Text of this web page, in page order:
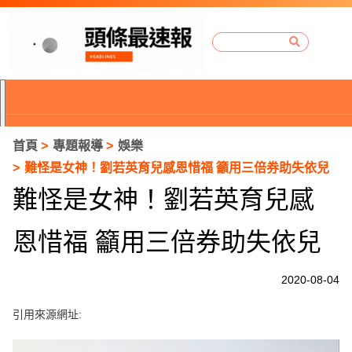
首頁 專題報導
娛樂
難怪是女神！劉若英育兒感恩惜福 籲用三倍券助失依兒
難怪是女神！劉若英育兒感
恩惜福 籲用三倍券助失依兒
2020-08-04
引用來源網址: